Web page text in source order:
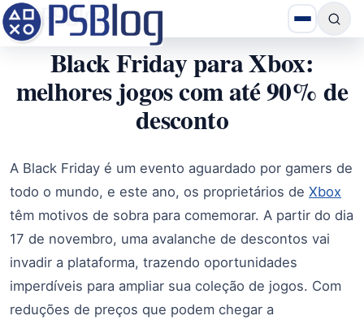
Black Friday para Xbox:
melhores jogos com até 90% de
desconto
A Black Friday é um evento aguardado por gamers de
todo o mundo, e este ano, os proprietários de Xbox
têm motivos de sobra para comemorar. A partir do dia
17 de novembro, uma avalanche de descontos vai
invadir a plataforma, trazendo oportunidades
imperdíveis para ampliar sua coleção de jogos. Com
reduções de preços que podem chegar a